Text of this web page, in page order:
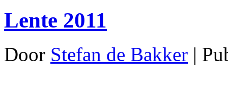
Lente 2011
Door Stefan de Bakker |